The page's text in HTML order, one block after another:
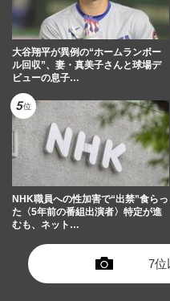
大谷翔平が異例の“ホームランボー
ル回収”、妻・真美子さんと球場デ
ビューの息子…
NHK職員への性加害で“出禁”食らっ
た〈5年前の番組出演者〉特定が進
むも、ネット…
7位